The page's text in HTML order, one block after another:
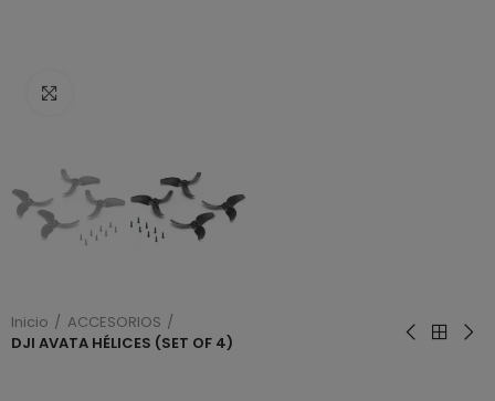
Inicio
ACCESORIOS
DJI AVATA HÉLICES (SET OF 4)